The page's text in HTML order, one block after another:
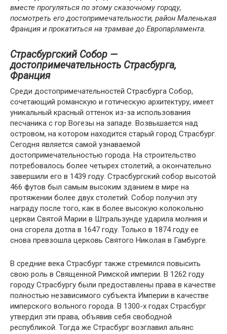
вместе прогуляться по этому сказочному городу,
посмотреть его достопримечательности, район Маленькая
Франция и прокатиться на трамвае до Европарламента.
Страсбургский Собор —
достопримечательность Страсбурга,
Франция
Среди достопримечательностей Страсбурга Собор,
сочетающий романскую и готическую архитектуру, имеет
уникальный красный оттенок из-за использования
песчаника с гор Вогезы на западе. Возвышается над
островом, на котором находится старый город Страсбург.
Сегодня является самой узнаваемой
достопримечательностью города. На строительство
потребовалось более четырех столетий, а окончательно
завершили его в 1439 году. Страсбургский собор высотой
466 футов был самым высоким зданием в мире на
протяжении более двух столетий. Собор получил эту
награду после того, как в более высокую колокольню
церкви Святой Марии в Штральзунде ударила молния и
она сгорела дотла в 1647 году. Только в 1874 году ее
снова превзошла церковь Святого Николая в Гамбурге.
В средние века Страсбург также стремился повысить
свою роль в Священной Римской империи. В 1262 году
городу Страсбургу были предоставлены права в качестве
полностью независимого субъекта Империи в качестве
имперского вольного города. В 1300-х годах Страсбург
утвердил эти права, объявив себя свободной
республикой. Тогда же Страсбург возглавил альянс